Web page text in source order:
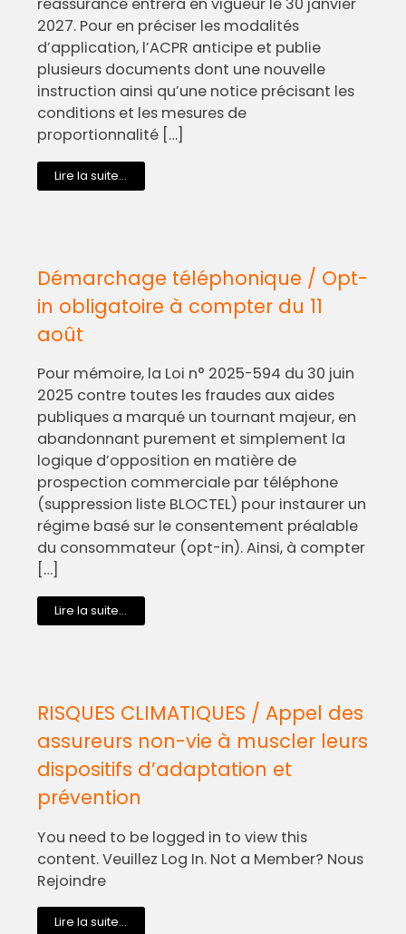
réassurance entrera en vigueur le 30 janvier
2027. Pour en préciser les modalités
d’application, l’ACPR anticipe et publie
plusieurs documents dont une nouvelle
instruction ainsi qu’une notice précisant les
conditions et les mesures de
proportionnalité […]
Lire la suite...
Démarchage téléphonique / Opt-
in obligatoire à compter du 11
août
Pour mémoire, la Loi n° 2025-594 du 30 juin
2025 contre toutes les fraudes aux aides
publiques a marqué un tournant majeur, en
abandonnant purement et simplement la
logique d’opposition en matière de
prospection commerciale par téléphone
(suppression liste BLOCTEL) pour instaurer un
régime basé sur le consentement préalable
du consommateur (opt-in). Ainsi, à compter
[…]
Lire la suite...
RISQUES CLIMATIQUES / Appel des
assureurs non-vie à muscler leurs
dispositifs d’adaptation et
prévention
You need to be logged in to view this
content. Veuillez Log In. Not a Member? Nous
Rejoindre
Lire la suite...